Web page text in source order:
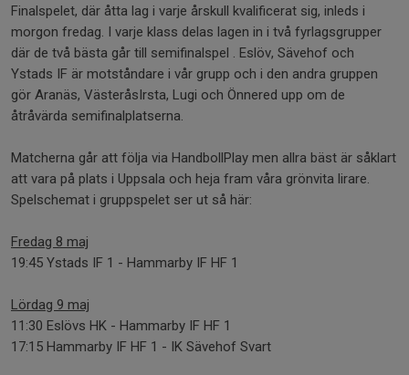
Finalspelet, där åtta lag i varje årskull kvalificerat sig, inleds i
morgon fredag. I varje klass delas lagen in i två fyrlagsgrupper
där de två bästa går till semifinalspel . Eslöv, Sävehof och
Ystads IF är motståndare i vår grupp och i den andra gruppen
gör Aranäs, VästeråsIrsta, Lugi och Önnered upp om de
åtråvärda semifinalplatserna.
Matcherna går att följa via HandbollPlay men allra bäst är såklart
att vara på plats i Uppsala och heja fram våra grönvita lirare.
Spelschemat i gruppspelet ser ut så här:
Fredag 8 maj
19:45 Ystads IF 1 - Hammarby IF HF 1
Lördag 9 maj
11:30 Eslövs HK - Hammarby IF HF 1
17:15 Hammarby IF HF 1 - IK Sävehof Svart